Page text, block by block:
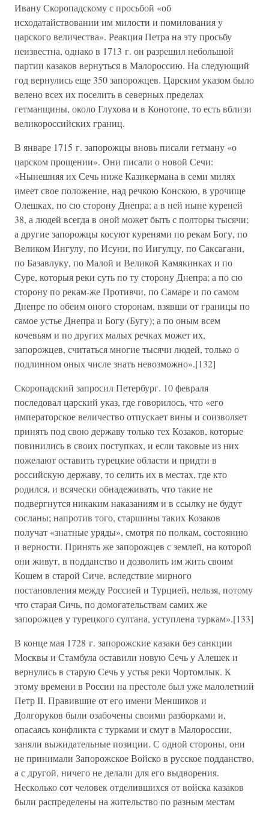
Ивану Скоропадскому с просьбой «об
исходатайствовании им милости и помилования у
царского величества». Реакция Петра на эту просьбу
неизвестна, однако в 1713 г. он разрешил небольшой
партии казаков вернуться в Малороссию. На следующий
год вернулись еще 350 запорожцев. Царским указом было
велено всех их поселить в северных пределах
гетманщины, около Глухова и в Конотопе, то есть вблизи
великороссийских границ.
В январе 1715 г. запорожцы вновь писали гетману «о
царском прощении». Они писали о новой Сечи:
«Нынешняя их Сечь ниже Казикермана в семи милях
имеет свое положение, над речкою Конскою, в урочище
Олешках, по сю сторону Днепра; а в ней ныне куреней
38, а людей всегда в оной может быть с полторы тысячи;
а другие запорожцы косуют куренями по рекам Богу, по
Великом Ингулу, по Исуни, по Иигулцу, по Саксагани,
по Базавлуку, по Малой и Великой Камякинках и по
Суре, которыя реки суть по ту сторону Днепра; а по сю
сторону по рекам-же Противчи, по Самаре и по самом
Днепре по обеим оного сторонам, взявши от границы по
самое устье Днепра и Богу (Бугу); а по оным всем
кочевьям и по других малых речках может их,
запорожцев, считаться многие тысячи людей, только о
подлинном оных числе знать невозможно».[132]
Скоропадский запросил Петербург. 10 февраля
последовал царский указ, где говорилось, что «его
императорское величество отпускает вины и соизволяет
принять под свою державу только тех Козаков, которые
повинились в своих поступках, и если таковые из них
пожелают оставить турецкие области и придти в
российскую державу, то селить их в местах, где кто
родился, и всячески обнадеживать, что такие не
подвергнутся никаким наказаниям и в ссылку не будут
сосланы; напротив того, старшины таких Козаков
получат «знатные уряды», смотря по полкам, состоянию
и верности. Принять же запорожцев с землей, на которой
они живут, в подданство и дозволить им жить своим
Кошем в старой Сиче, вследствие мирного
постановления между Россией и Турцией, нельзя, потому
что старая Сичь, по домогательствам самих же
запорожцев у турецкого султана, уступлена туркам».[133]
В конце мая 1728 г. запорожские казаки без санкции
Москвы и Стамбула оставили новую Сечь у Алешек и
вернулись в старую Сечь у устья реки Чортомлык. К
этому времени в России на престоле был уже малолетний
Петр II. Правившие от его имени Меншиков и
Долгоруков были озабочены своими разборками и,
опасаясь конфликта с турками и смут в Малороссии,
заняли выжидательные позиции. С одной стороны, они
не принимали Запорожское Войско в русское подданство,
а с другой, ничего не делали для его выдворения.
Несколько сот человек отделившихся от войска казаков
были распределены на жительство по разным местам